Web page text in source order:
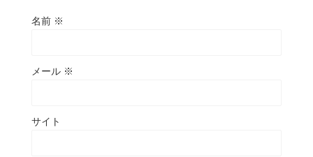
名前 ※
メール ※
サイト